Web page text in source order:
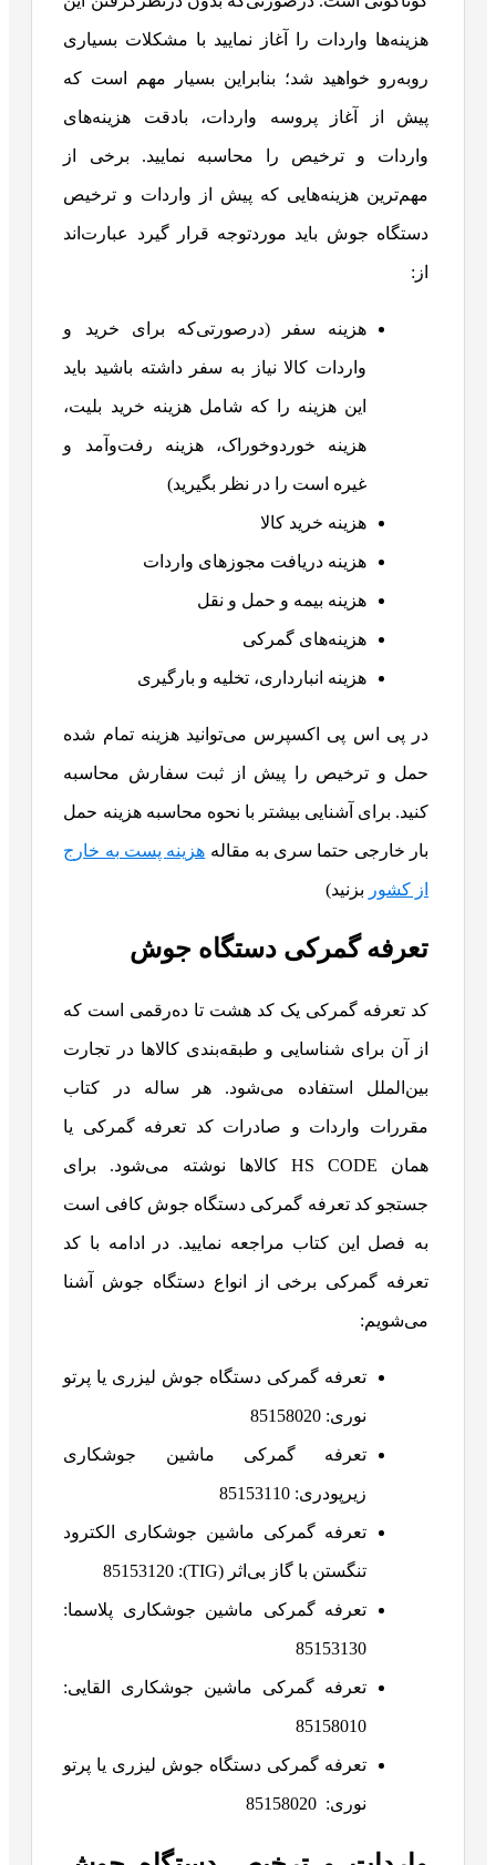
هزینه‌ها واردات را آغاز نمایید با مشکلات بسیاری
روبه‌رو خواهید شد؛ بنابراین بسیار مهم است که
پیش از آغاز پروسه واردات، بادقت هزینه‌های
واردات و ترخیص را محاسبه نمایید. برخی از
مهم‌ترین هزینه‌هایی که پیش از واردات و ترخیص
دستگاه جوش باید موردتوجه قرار گیرد عبارت‌اند
از:
هزینه سفر (درصورتی‌که برای خرید و
واردات کالا نیاز به سفر داشته باشید باید
این هزینه را که شامل هزینه خرید بلیت،
هزینه خوردوخوراک، هزینه رفت‌وآمد و
غیره است را در نظر بگیرید)
هزینه خرید کالا
هزینه دریافت مجوزهای واردات
هزینه بیمه و حمل و نقل
هزینه‌های گمرکی
هزینه انبارداری، تخلیه و بارگیری
در پی اس پی اکسپرس می‌توانید هزینه تمام شده
حمل و ترخیص را پیش از ثبت سفارش محاسبه
کنید. برای آشنایی بیشتر با نحوه محاسبه هزینه حمل
بار خارجی حتما سری به مقاله هزینه پست به خارج
از کشور بزنید)
تعرفه گمرکی دستگاه جوش
کد تعرفه گمرکی یک کد هشت تا ده‌رقمی است که
از آن برای شناسایی و طبقه‌بندی کالاها در تجارت
بین‌الملل استفاده می‌شود. هر ساله در کتاب
مقررات واردات و صادرات کد تعرفه گمرکی یا
همان HS CODE کالاها نوشته می‌شود. برای
جستجو کد تعرفه گمرکی دستگاه جوش کافی است
به فصل این کتاب مراجعه نمایید. در ادامه با کد
تعرفه گمرکی برخی از انواع دستگاه جوش آشنا
می‌شویم:
تعرفه گمرکی دستگاه جوش لیزری یا پرتو
نوری: 85158020
تعرفه گمرکی ماشین جوشکاری
زیرپودری: 85153110
تعرفه گمرکی ماشین جوشکاری الکترود
تنگستن با گاز بی‌اثر (TIG): 85153120
تعرفه گمرکی ماشین جوشکاری پلاسما:
85153130
تعرفه گمرکی ماشین جوشکاری القایی:
85158010
تعرفه گمرکی دستگاه جوش لیزری یا پرتو
نوری: 85158020